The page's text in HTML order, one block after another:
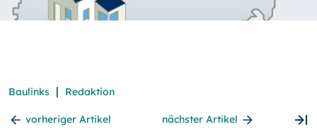
Baulinks | Redaktion
vorheriger Artikel nächster Artikel